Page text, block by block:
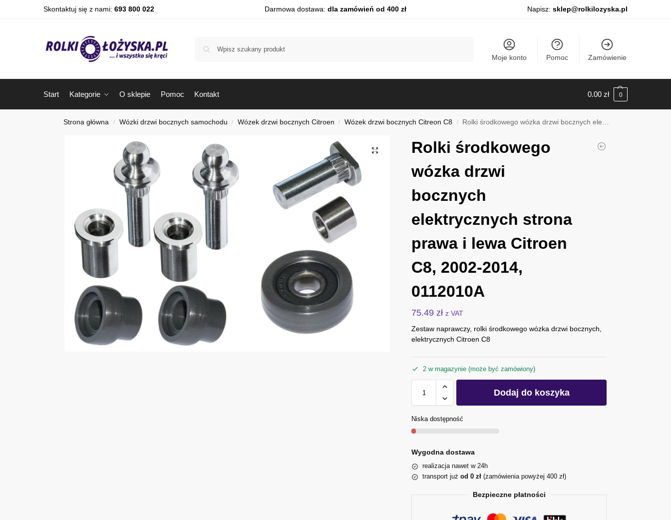
Skontaktuj się z nami: 693 800 022 Darmowa dostawa: dla zamówień od 400 zł Napisz: sklep@rolkilozyska.pl
Moje konto Pomoc Zamówienie
Start Kategorie O sklepie Pomoc Kontakt 0.00 zł 0
Strona główna / Wózki drzwi bocznych samochodu / Wózek drzwi bocznych Citroen / Wózek drzwi bocznych Citreon C8 / Rolki środkowego wózka drzwi bocznych elektrycznych strona prawa i lewa Citroen C8, 2002-2014, 0112010A
Rolki środkowego
wózka drzwi
bocznych
elektrycznych strona
prawa i lewa Citroen
C8, 2002-2014,
0112010A
75.49 zł z VAT
Zestaw naprawczy, rolki środkowego wózka drzwi bocznych,
elektrycznych Citroen C8
2 w magazynie (może być zamówiony)
Dodaj do koszyka
Niska dostępność
Wygodna dostawa
realizacja nawet w 24h
transport jużod 0 zł (zamówienia powyżej 400 zł)
Bezpieczne płatności